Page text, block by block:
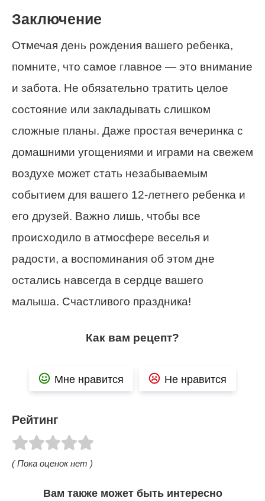
Заключение
Отмечая день рождения вашего ребенка,
помните, что самое главное — это внимание
и забота. Не обязательно тратить целое
состояние или закладывать слишком
сложные планы. Даже простая вечеринка с
домашними угощениями и играми на свежем
воздухе может стать незабываемым
событием для вашего 12-летнего ребенка и
его друзей. Важно лишь, чтобы все
происходило в атмосфере веселья и
радости, а воспоминания об этом дне
остались навсегда в сердце вашего
малыша. Счастливого праздника!
Как вам рецепт?
Мне нравится Не нравится
Рейтинг
( Пока оценок нет )
Вам также может быть интересно